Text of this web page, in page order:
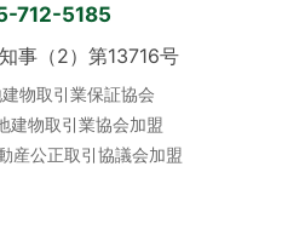
712-5185
事（2）第13716号
建物取引業保証協会
建物取引業協会加盟
産公正取引協議会加盟